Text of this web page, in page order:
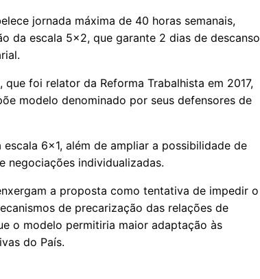
jornada máxima de 40 horas semanais,
da escala 5x2, que garante 2 dias de descanso
foi relator da Reforma Trabalhista em 2017,
modelo denominado por seus defensores de
6x1, além de ampliar a possibilidade de
negociações individualizadas.
a proposta como tentativa de impedir o
de precarização das relações de
o modelo permitiria maior adaptação às
do País.